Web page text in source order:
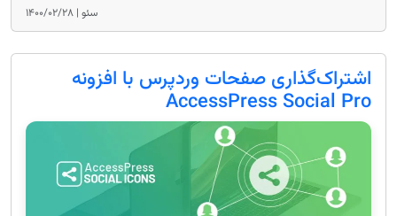
سئو | ۱۴۰۰/۰۲/۲۸
اشتراک‌گذاری صفحات وردپرس با افزونه
AccessPress Social Pro